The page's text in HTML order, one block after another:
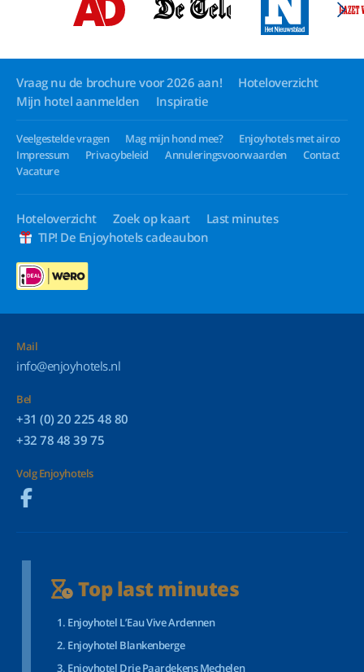
Vraag nu de brochure voor 2026 aan!
Hoteloverzicht
Mijn hotel aanmelden
Inspiratie
Veelgestelde vragen Mag mijn hond mee?
Enjoyhotels met airco
Impressum
Privacybeleid Annuleringsvoorwaarden
Contact
Vacature
Hoteloverzicht Zoek op kaart
Last minutes
TIP! De Enjoyhotels cadeaubon
Mail
info@enjoyhotels.nl
Bel
+31 (0) 20 225 48 80
+32 78 48 39 75
Volg Enjoyhotels
Top last minutes
Enjoyhotel L’Eau Vive Ardennen
Enjoyhotel Blankenberge
Enjoyhotel Drie Paardekens Mechelen